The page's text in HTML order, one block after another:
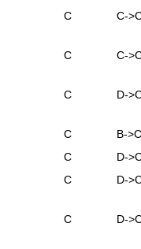
C C-
C C-
C D-
C
B->C
C
D-
C D-
C D-